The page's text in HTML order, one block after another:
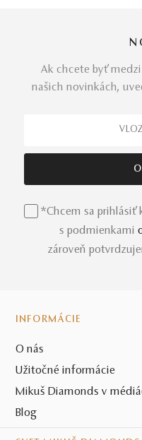
Ak chcete byť
našich novinkách,
*Chcem sa prihlásiť
s podmienkami
zároveň
INFORMÁCIE
O nás
Užitočné informácie
Mikuš Diamonds v
Blog